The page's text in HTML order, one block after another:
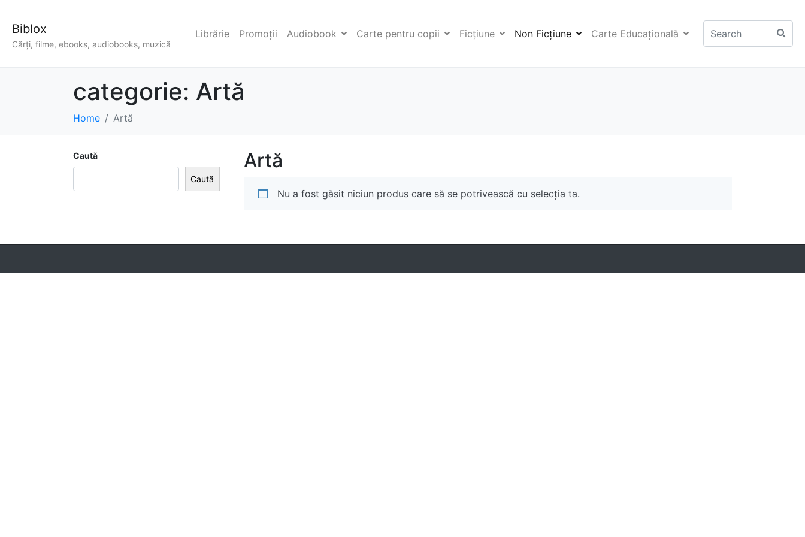
Biblox
Cărți, filme, ebooks, audiobooks, muzică
Librărie Promoții Audiobook Carte pentru copii Ficţiune Non Ficţiune Carte Educaţională
categorie: Artă
Home Artă
Artă
Nu a fost găsit niciun produs care să se potrivească cu selecția ta.
Caută
Caută